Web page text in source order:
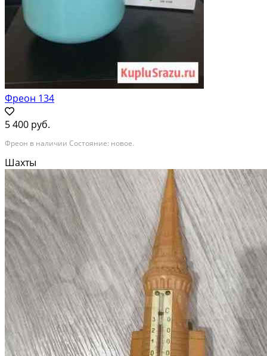
Фреон 134
5 400 руб.
Фреон в наличии Состояние: новое.
Шахты